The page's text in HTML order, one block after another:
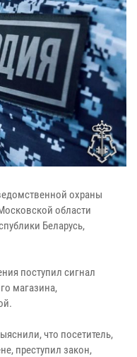
охраны
области
Беларусь,
поступил сигнал
магазина,
что посетитель,
преступил закон,